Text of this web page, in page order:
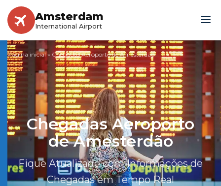
Amsterdam
International Airport
Página inicial» Chegadas Aeroporto de Amesterdão
Chegadas Aeroporto
de Amesterdão
Fique Atualizado com Informações de
Chegadas em Tempo Real